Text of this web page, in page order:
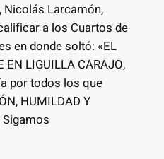
Nicolás Larcamón,
a los Cuartos de
en donde soltó: «EL
EN LIGUILLA CARAJO,
por todos los que
HUMILDAD Y
Sigamos